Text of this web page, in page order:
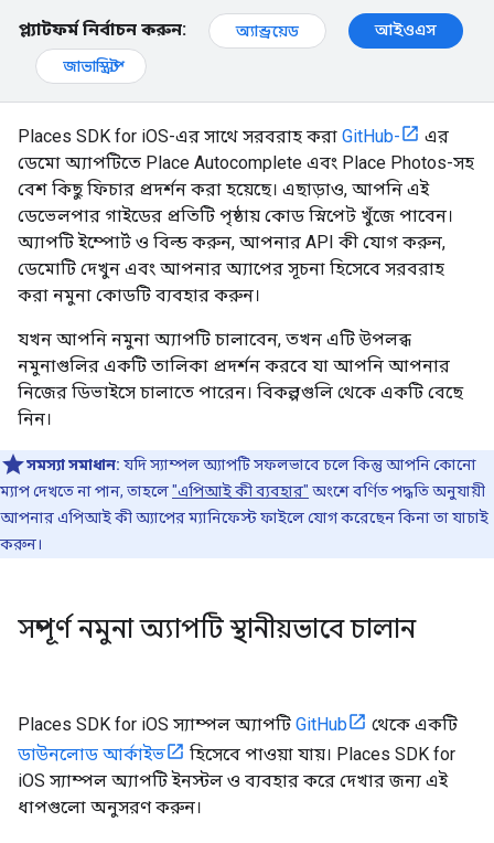
প্ল্যাটফর্ম নির্বাচন করুন: অ্যান্ড্রয়েড
আইওএস
জাভাস্ক্রিপ্ট
Places SDK for iOS-এর সাথে সরবরাহ করা GitHub-
এর
ডেমো অ্যাপটিতে Place Autocomplete এবং Place Photos-সহ
বেশ কিছু ফিচার প্রদর্শন করা হয়েছে। এছাড়াও, আপনি এই
ডেভেলপার গাইডের প্রতিটি পৃষ্ঠায় কোড স্নিপেট খুঁজে পাবেন।
অ্যাপটি ইম্পোর্ট ও বিল্ড করুন, আপনার API কী যোগ করুন,
ডেমোটি দেখুন এবং আপনার অ্যাপের সূচনা হিসেবে সরবরাহ
করা নমুনা কোডটি ব্যবহার করুন।
যখন আপনি নমুনা অ্যাপটি চালাবেন, তখন এটি উপলব্ধ
নমুনাগুলির একটি তালিকা প্রদর্শন করবে যা আপনি আপনার
নিজের ডিভাইসে চালাতে পারেন। বিকল্পগুলি থেকে একটি বেছে
নিন।
সমস্যা সমাধান: যদি স্যাম্পল অ্যাপটি সফলভাবে চলে কিন্তু আপনি কোনো
ম্যাপ দেখতে না পান, তাহলে"এপিআই কী ব্যবহার" অংশে বর্ণিত পদ্ধতি অনুযায়ী
আপনার এপিআই কী অ্যাপের ম্যানিফেস্ট ফাইলে যোগ করেছেন কিনা তা যাচাই
করুন।
সম্পূর্ণ নমুনা অ্যাপটি স্থানীয়ভাবে চালান
Places SDK for iOS স্যাম্পল অ্যাপটি GitHub
থেকে একটি
ডাউনলোড আর্কাইভ
হিসেবে পাওয়া যায়। Places SDK for
iOS স্যাম্পল অ্যাপটি ইনস্টল ও ব্যবহার করে দেখার জন্য এই
ধাপগুলো অনুসরণ করুন।